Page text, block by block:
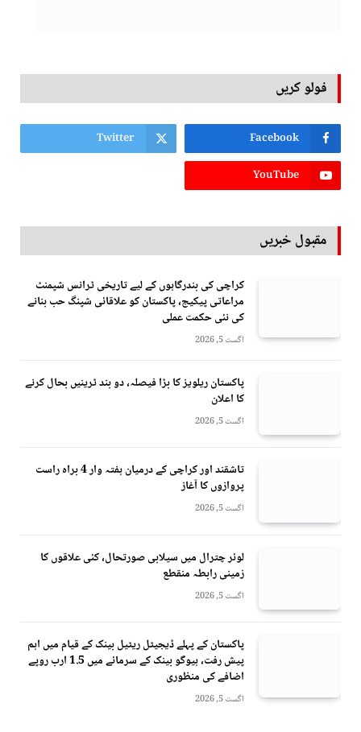
فولو کریں
Facebook
Twitter
YouTube
مقبول خبریں
کراچی کی بندرگاہوں کے لیے تاریخی ٹرانس شپمنٹ
مراعاتی پیکیج، پاکستان کو علاقائی شپنگ حب بنانے
کی نئی حکمت عملی
اگست 5, 2026
پاکستان ریلویز کا بڑا فیصلہ، دو بند ٹرینیں بحال کرنے
کا اعلان
اگست 5, 2026
تاشقند اور کراچی کے درمیان ہفتہ وار 4 براہ راست
پروازوں کا آغاز
اگست 5, 2026
لوئر چترال میں سیلابی صورتحال، کئی علاقوں کا
زمینی رابطہ منقطع
اگست 5, 2026
پاکستان کے پہلے ڈیجیٹل ریٹیل بینک کے قیام میں اہم
پیش رفت، ہیوگو بینک کے سرمائے میں 1.5 ارب روپے
اضافے کی منظوری
اگست 5, 2026